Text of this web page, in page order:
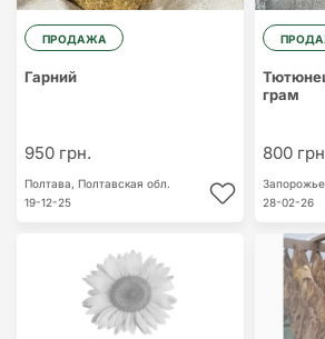
ПРОДАЖА
Гарний
950 грн.
Полтава, Полтавская обл.
19-12-25
грам
800
28-02-26